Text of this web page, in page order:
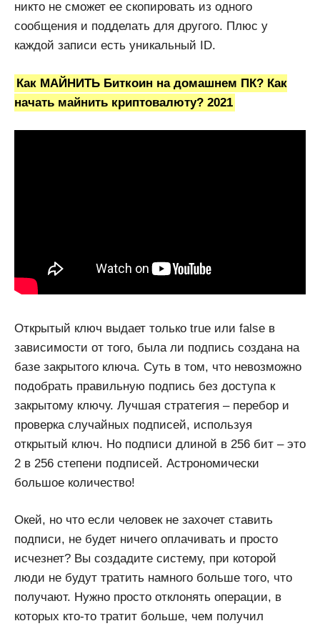
никто не сможет ее скопировать из одного
сообщения и подделать для другого. Плюс у
каждой записи есть уникальный ID.
Как МАЙНИТЬ Биткоин на домашнем ПК? Как
начать майнить криптовалюту? 2021
Открытый ключ выдает только true или false в
зависимости от того, была ли подпись создана на
базе закрытого ключа. Суть в том, что невозможно
подобрать правильную подпись без доступа к
закрытому ключу. Лучшая стратегия – перебор и
проверка случайных подписей, используя
открытый ключ. Но подписи длиной в 256 бит – это
2 в 256 степени подписей. Астрономически
большое количество!
Окей, но что если человек не захочет ставить
подписи, не будет ничего оплачивать и просто
исчезнет? Вы создадите систему, при которой
люди не будут тратить намного больше того, что
получают. Нужно просто отклонять операции, в
которых кто-то тратит больше, чем получил